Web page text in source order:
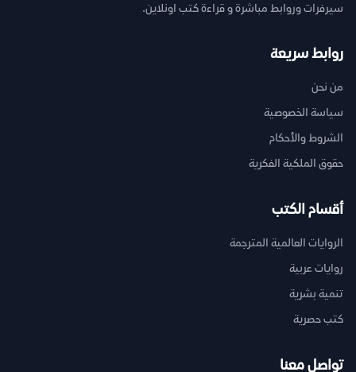
سيرفرات وروابط مباشرة و قراءة كتب اونلاين.
روابط سريعة
من نحن
سياسة الخصوصية
الشروط والأحكام
حقوق الملكية الفكرية
أقسام الكتب
الروايات العالمية المترجمة
روايات عربية
تنمية بشرية
كتب حصرية
تواصل معنا